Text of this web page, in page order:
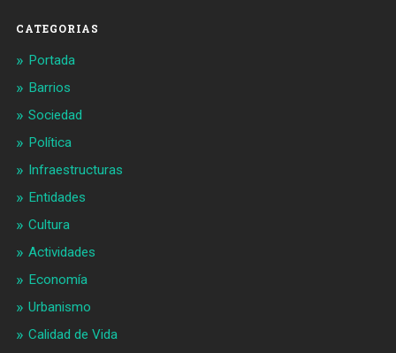
CATEGORIAS
Portada
Barrios
Sociedad
Política
Infraestructuras
Entidades
Cultura
Actividades
Economía
Urbanismo
Calidad de Vida